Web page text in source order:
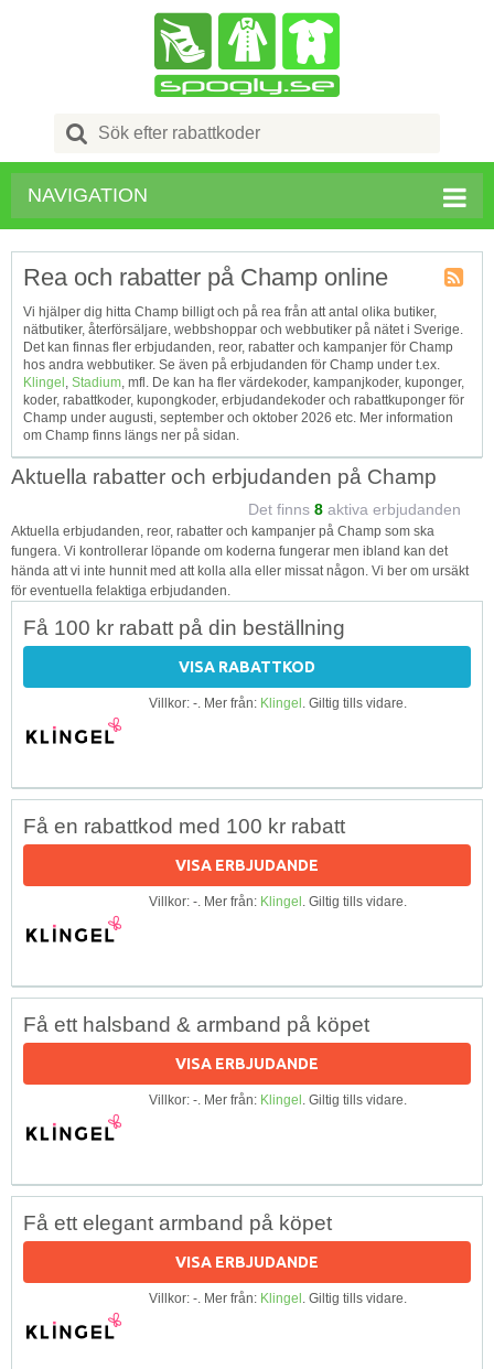
Search
for:
NAVIGATION
RSS
Rea och rabatter på Champ online
Vi hjälper dig hitta Champ billigt och på rea från att antal olika butiker,
nätbutiker, återförsäljare, webbshoppar och webbutiker på nätet i Sverige.
Det kan finnas fler erbjudanden, reor, rabatter och kampanjer för Champ
hos andra webbutiker. Se även på erbjudanden för Champ under t.ex.
Klingel , Stadium, mfl. De kan ha fler värdekoder, kampanjkoder, kuponger,
koder, rabattkoder, kupongkoder, erbjudandekoder och rabattkuponger för
Champ under augusti, september och oktober 2026 etc. Mer information
om Champ finns längs ner på sidan.
Aktuella rabatter och erbjudanden på Champ
Det finns 8 aktiva erbjudanden
Aktuella erbjudanden, reor, rabatter och kampanjer på Champ som ska
fungera. Vi kontrollerar löpande om koderna fungerar men ibland kan det
hända att vi inte hunnit med att kolla alla eller missat någon. Vi ber om ursäkt
för eventuella felaktiga erbjudanden.
Få 100 kr rabatt på din beställning
VISA RABATTKOD
Villkor: -. Mer från: Klingel. Giltig tills vidare.
Få en rabattkod med 100 kr rabatt
VISA ERBJUDANDE
Villkor: -. Mer från: Klingel. Giltig tills vidare.
Få ett halsband & armband på köpet
VISA ERBJUDANDE
Villkor: -. Mer från: Klingel. Giltig tills vidare.
Få ett elegant armband på köpet
VISA ERBJUDANDE
Villkor: -. Mer från: Klingel. Giltig tills vidare.